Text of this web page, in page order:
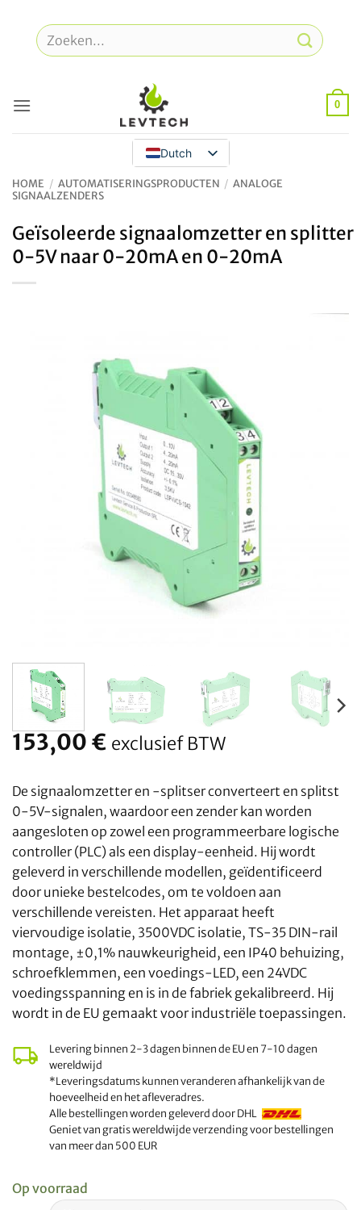
inhoud
Zoeken
naar:
0
Dutch
HOME / AUTOMATISERINGSPRODUCTEN / ANALOGE
SIGNAALZENDERS
Geïsoleerde signaalomzetter en splitter
0-5V naar 0-20mA en 0-20mA
153,00 € exclusief BTW
De signaalomzetter en -splitser converteert en splitst
0-5V-signalen, waardoor een zender kan worden
aangesloten op zowel een programmeerbare logische
controller (PLC) als een display-eenheid. Hij wordt
geleverd in verschillende modellen, geïdentificeerd
door unieke bestelcodes, om te voldoen aan
verschillende vereisten. Het apparaat heeft
viervoudige isolatie, 3500VDC isolatie, TS-35 DIN-rail
montage, ±0,1% nauwkeurigheid, een IP40 behuizing,
schroefklemmen, een voedings-LED, een 24VDC
voedingsspanning en is in de fabriek gekalibreerd. Hij
wordt in de EU gemaakt voor industriële toepassingen.
Levering binnen 2-3 dagen binnen de EU en 7-10 dagen
wereldwijd
*Leveringsdatums kunnen veranderen afhankelijk van de
hoeveelheid en het afleveradres.
Alle bestellingen worden geleverd door DHL
Geniet van gratis wereldwijde verzending voor bestellingen
van meer dan 500 EUR
Op voorraad